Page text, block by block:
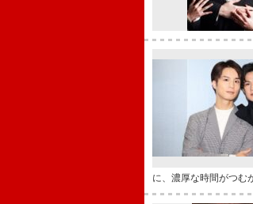
に、濃厚な時間がつむ